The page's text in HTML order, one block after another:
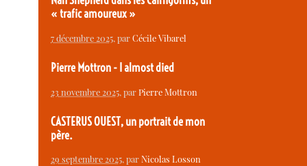
« trafic amoureux »
7 décembre 2025, parCécile Vibarel
Pierre Mottron - I almost died
23 novembre 2025, parPierre Mottron
CASTERUS OUEST, un portrait de mon
père.
29 septembre 2025, parNicolas Losson